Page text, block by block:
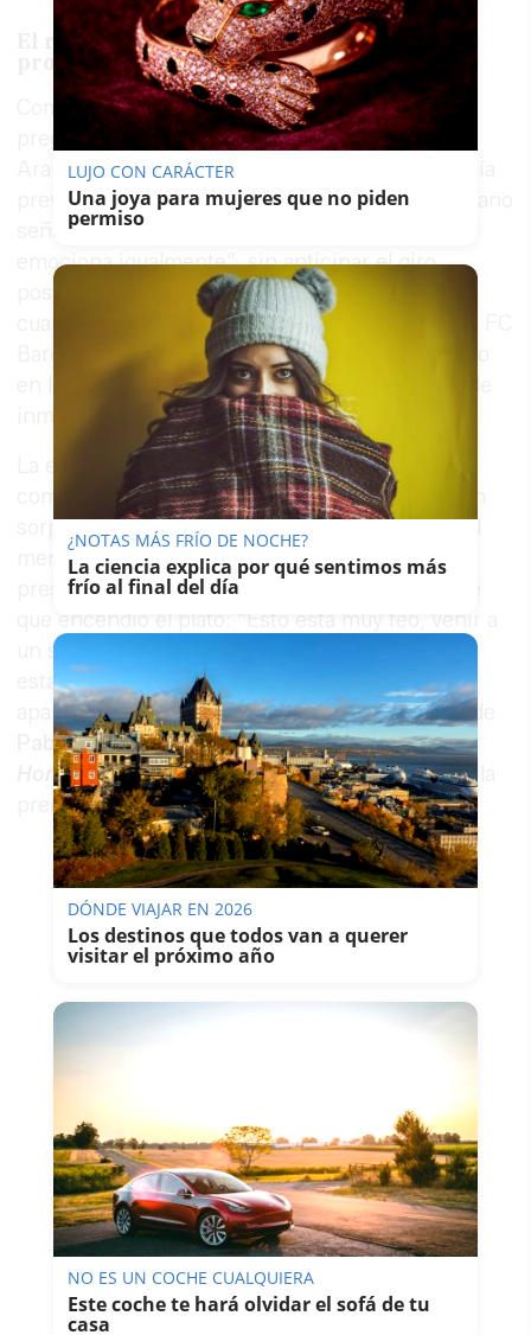
El regalo que cambió el rumbo del
programa
Como es habitual en el espacio, Broncano
preguntó al invitado si traía algún obsequio, y
Araujo entregó una bolsa cuyo contenido parecía
previsible para el presentador. Al abrirla, Broncano
señaló que “era lo que esperaba, pero me
emociona igualmente”, sin anticipar el giro
posterior. Sin embargo, el momento clave llegó
cuando el presentador mostró una camiseta del FC
Barcelona al público y descubrió el detalle oculto
en la parte trasera, lo que lo llevó a reaccionar de
inmediato al percatarse de la broma.
La escena derivó en un intercambio de
comentarios, en el que Broncano reaccionó con
sorpresa y Araujo insistió en que se mostrara el
mensaje completo del regalo. El propio
presentador resumió el momento con una frase
que encendió el plató: “Esto está muy feo, venir a
un sitio como este y traer una camiseta como
esta”, en referencia al nombre y número que
aparecía en la elástica y que no era otro que el de
Pablo Motos–rival de Broncano conEl
Hormiguero– y el número uno que aparecía en la
prenda.
LUJO CON CARÁCTER
Una joya para mujeres que no piden
permiso
¿NOTAS MÁS FRÍO DE NOCHE?
La ciencia explica por qué sentimos más
frío al final del día
DÓNDE VIAJAR EN 2026
Los destinos que todos van a querer
visitar el próximo año
NO ES UN COCHE CUALQUIERA
Este coche te hará olvidar el sofá de tu
casa